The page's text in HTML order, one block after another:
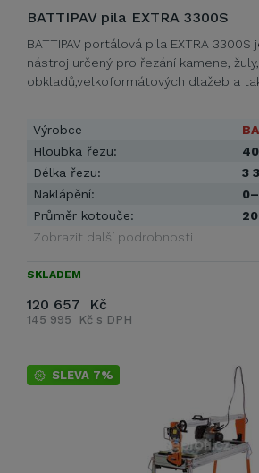
BATTIPAV pila EXTRA 3300S
BATTIPAV portálová pila EXTRA
nástroj určený pro řezání kamene, žuly,
obkladů,velkoformátových dlažeb a
Výrobce
Hloubka řezu:
Délka řezu:
3
Naklápění:
Průměr kotouče:
Zobrazit další podrobnosti
SKLADEM
120 657 Kč
145 995 Kč s DPH
SLEVA 7%